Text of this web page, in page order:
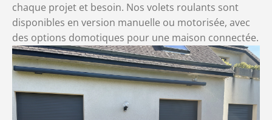
chaque projet et besoin. Nos volets roulants sont
disponibles en version manuelle ou motorisée, avec
des options domotiques pour une maison connectée.